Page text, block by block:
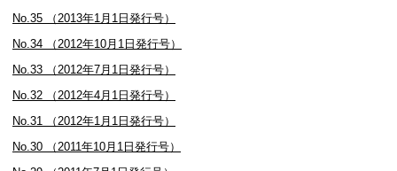
No.35 （2013年1月1日発行号）
No.34 （2012年10月1日発行号）
No.33 （2012年7月1日発行号）
No.32 （2012年4月1日発行号）
No.31 （2012年1月1日発行号）
No.30 （2011年10月1日発行号）